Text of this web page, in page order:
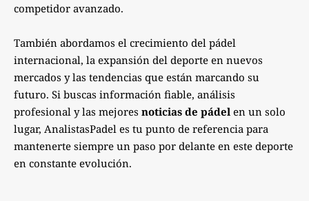
competidor avanzado.
También abordamos el crecimiento del pádel
internacional, la expansión del deporte en nuevos
mercados y las tendencias que están marcando su
futuro. Si buscas información fiable, análisis
profesional y las mejores noticias de pádel en un solo
lugar, AnalistasPadel es tu punto de referencia para
mantenerte siempre un paso por delante en este deporte
en constante evolución.